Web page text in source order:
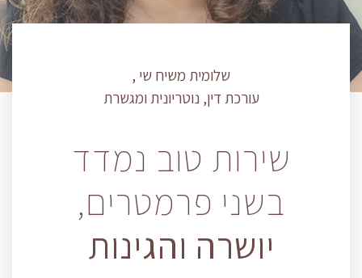
שלומית משיח שי ,
עורכת דין, נוטריונית ומגשרת
שירות טוב נמדד
בשני פרמטרים,
יושרה והגינות